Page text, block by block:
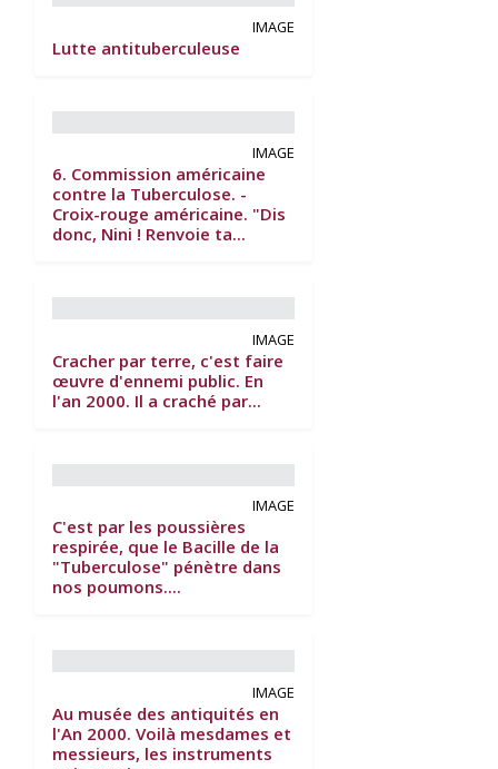
IMAGE
Lutte antituberculeuse
IMAGE
6. Commission américaine
contre la Tuberculose. -
Croix-rouge américaine. "Dis
donc, Nini ! Renvoie ta...
IMAGE
Cracher par terre, c'est faire
œuvre d'ennemi public. En
l'an 2000. Il a craché par...
IMAGE
C'est par les poussières
respirée, que le Bacille de la
"Tuberculose" pénètre dans
nos poumons....
IMAGE
Au musée des antiquités en
l'An 2000. Voilà mesdames et
messieurs, les instruments